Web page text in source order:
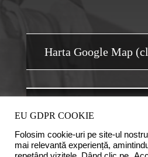
Harta Google Map
EU GDPR COOKIE
Folosim cookie-uri pe site-ul
mai relevantă experiență,